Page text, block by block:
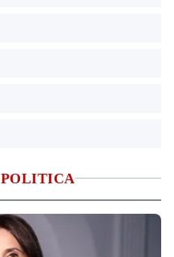
POLITICA